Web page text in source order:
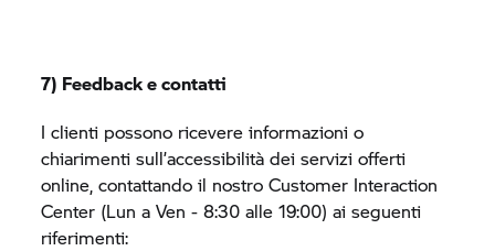
7) Feedback e contatti
I clienti possono ricevere informazioni o
chiarimenti sull’accessibilità dei servizi offerti
online, contattando il nostro Customer Interaction
Center (Lun a Ven - 8:30 alle 19:00) ai seguenti
riferimenti: